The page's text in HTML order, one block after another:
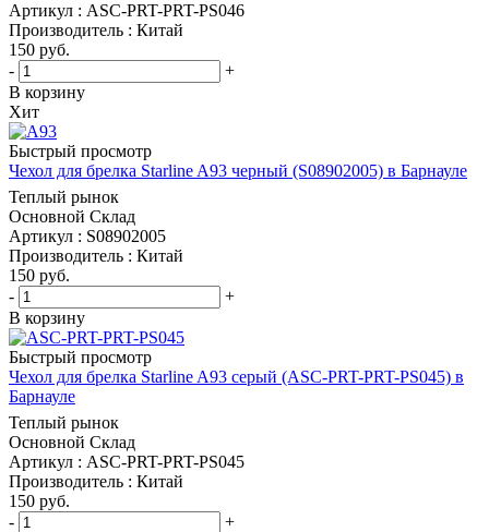
Артикул : ASC-PRT-PRT-PS046
Производитель : Китай
150 руб.
-
+
В корзину
Хит
Быстрый просмотр
Чехол для брелка Starline A93 черный (S08902005) в Барнауле
Теплый рынок
Основной Склад
Артикул : S08902005
Производитель : Китай
150 руб.
-
+
В корзину
Быстрый просмотр
Чехол для брелка Starline A93 серый (ASC-PRT-PRT-PS045) в
Барнауле
Теплый рынок
Основной Склад
Артикул : ASC-PRT-PRT-PS045
Производитель : Китай
150 руб.
-
+